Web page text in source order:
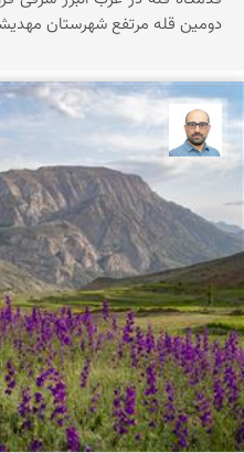
دومین قله مرتفع شهرستان